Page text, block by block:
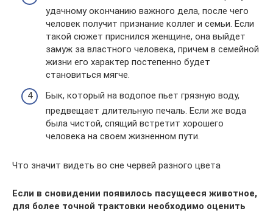
удачному окончанию важного дела, после чего
человек получит признание коллег и семьи. Если
такой сюжет приснился женщине, она выйдет
замуж за властного человека, причем в семейной
жизни его характер постепенно будет
становиться мягче.
Бык, который на водопое пьет грязную воду,
предвещает длительную печаль. Если же вода
была чистой, спящий встретит хорошего
человека на своем жизненном пути.
Что значит видеть во сне червей разного цвета
Если в сновидении появилось пасущееся животное,
для более точной трактовки необходимо оценить